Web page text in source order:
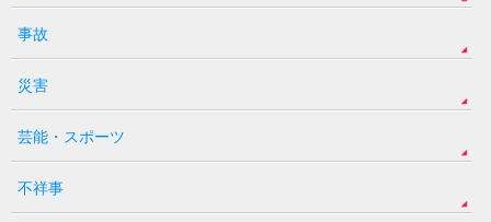
事故
災害
芸能・スポーツ
不祥事